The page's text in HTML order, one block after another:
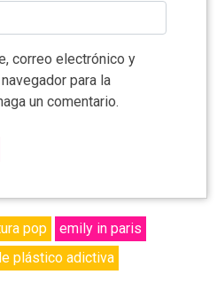
correo electrónico y
para la
un comentario.
pop
emily in paris
plástico adictiva